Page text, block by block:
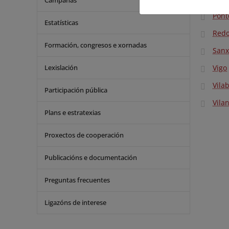
Estatísticas
Formación, congresos e xornadas
Lexislación
Participación pública
Plans e estratexias
Proxectos de cooperación
Publicacións e documentación
Preguntas frecuentes
Ligazóns de interese
Vigo